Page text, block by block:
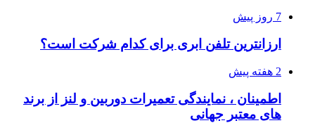
7 روز پیش
ارزانترین تلفن ابری برای کدام شرکت است؟
2 هفته پیش
اطمینان ، نمایندگی تعمیرات دوربین و لنز از برند
های معتبر جهانی